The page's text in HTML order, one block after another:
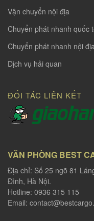
Vận chuyển nội địa
Chuyển phát nhanh quốc
Chuyển phát nhanh nội
Dịch vụ hải quan
ĐỐI TÁC LIÊN KẾT
VĂN PHÒNG BEST
Địa chỉ: Số 25 ngõ 81
Đình, Hà Nội.
Hotline: 0936 315 115
Email: